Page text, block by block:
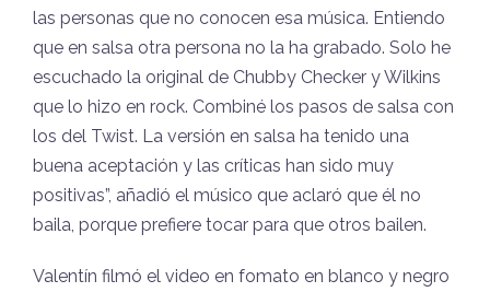
las personas que no conocen esa música. Entiendo
que en salsa otra persona no la ha grabado. Solo he
escuchado la original de Chubby Checker y Wilkins
que lo hizo en rock. Combiné los pasos de salsa con
los del Twist. La versión en salsa ha tenido una
buena aceptación y las críticas han sido muy
positivas”, añadió el músico que aclaró que él no
baila, porque prefiere tocar para que otros bailen.
Valentín filmó el video en fomato en blanco y negro